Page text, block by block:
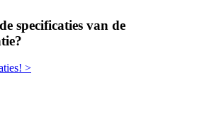
specificaties van de
>